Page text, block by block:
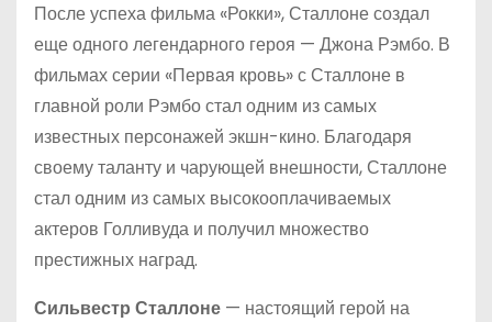
После успеха фильма «Рокки», Сталлоне создал
еще одного легендарного героя — Джона Рэмбо. В
фильмах серии «Первая кровь» с Сталлоне в
главной роли Рэмбо стал одним из самых
известных персонажей экшн-кино. Благодаря
своему таланту и чарующей внешности, Сталлоне
стал одним из самых высокооплачиваемых
актеров Голливуда и получил множество
престижных наград.
Сильвестр Сталлоне — настоящий герой на